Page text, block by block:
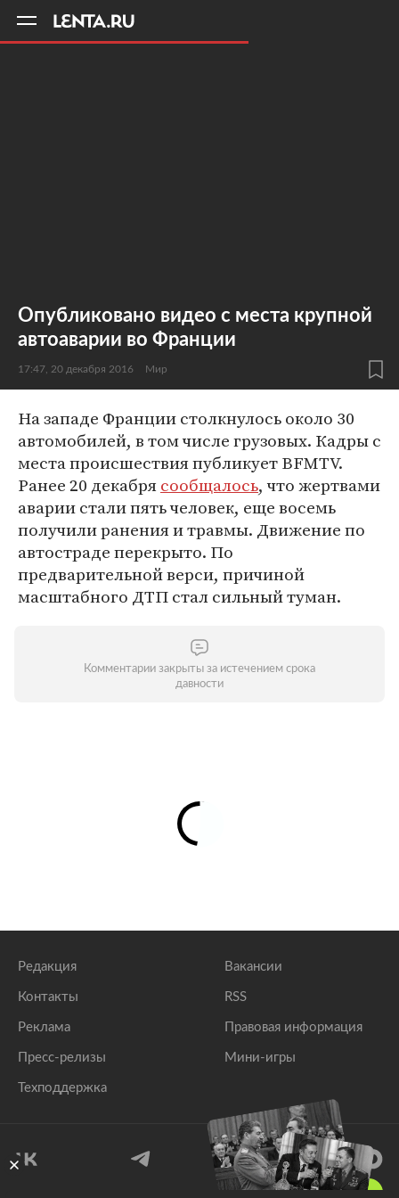
Опубликовано видео с места крупной
автоаварии во Франции
17:47, 20 декабря 2016 Мир
На западе Франции столкнулось около 30
автомобилей, в том числе грузовых. Кадры с
места происшествия публикует BFMTV.
Ранее 20 декабрясообщалось, что жертвами
аварии стали пять человек, еще восемь
получили ранения и травмы. Движение по
автостраде перекрыто. По
предварительной верси, причиной
масштабного ДТП стал сильный туман.
Комментарии закрыты за истечением срока
давности
Редакция
Контакты
Реклама
Пресс-релизы
Техподдержка
Вакансии
RSS
Правовая информация
Мини-игры